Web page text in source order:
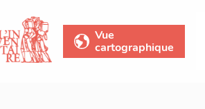
Vue
cartographique